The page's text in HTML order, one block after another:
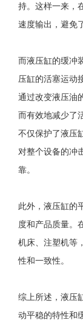
持。这样一来，
速度输出，避免
而液压缸的缓冲
压缸的活塞运动
通过改变液压油
而有效地减少了
不仅保护了液压
对整个设备的冲
靠。
此外，液压缸的
度和产品质量。
机床、注塑机等
性和一致性。
综上所述，液压
动平稳的特性和